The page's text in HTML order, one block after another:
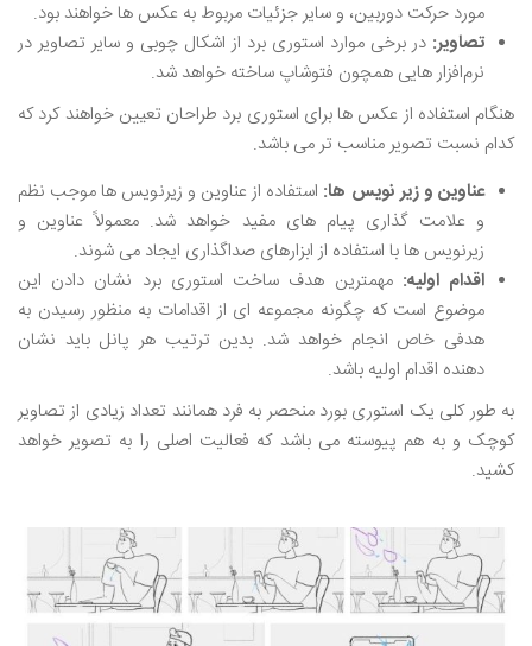
مورد حرکت دوربین، و سایر جزئیات مربوط به عکس ‌ها خواهند بود.
تصاویر: در برخی موارد استوری برد از اشکال چوبی و سایر تصاویر در
نرم‌افزار هایی همچون فتوشاپ ساخته خواهد شد.
هنگام استفاده از عکس ‌ها برای استوری برد طراحان تعیین خواهند کرد که
کدام نسبت تصویر مناسب ‌تر می ‌باشد.
عناوین ‌و زیر نویس ها: استفاده از عناوین و زیرنویس ‌ها موجب نظم
و علامت گذاری پیام‌ های مفید خواهد شد. معمولاً عناوین و
زیرنویس ‌ها با استفاده از ابزارهای صداگذاری ایجاد می ‌شوند.
اقدام اولیه: مهمترین هدف ساخت استوری برد نشان دادن این
موضوع است که چگونه مجموعه‌ ای از اقدامات به منظور رسیدن به
هدفی خاص انجام خواهد شد. بدین ترتیب هر پانل باید نشان
دهنده اقدام اولیه باشد.
به طور کلی یک استوری بورد منحصر به فرد همانند تعداد زیادی از تصاویر
کوچک و به هم پیوسته می ‌باشد که فعالیت اصلی را به تصویر خواهد
کشید.